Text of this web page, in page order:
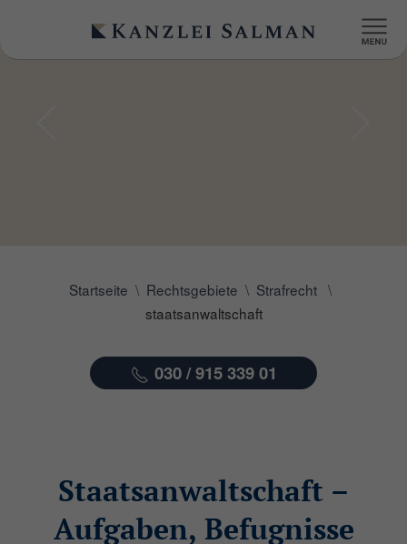
Startseite Rechtsgebiete
Strafrecht
staatsanwaltschaft
030 / 915 339 01
Staatsanwaltschaft –
Aufgaben, Befugnisse